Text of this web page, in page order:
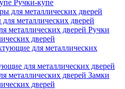
Ручки-купе
металлических дверей
Ручки
дверей
для металлических дверей
Замки
дверей